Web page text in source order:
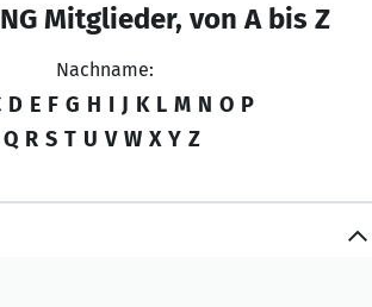
Mitglieder, von A bis Z
Nachname:
D E F G H I J K L M N O P
Q R S T U V W X Y Z